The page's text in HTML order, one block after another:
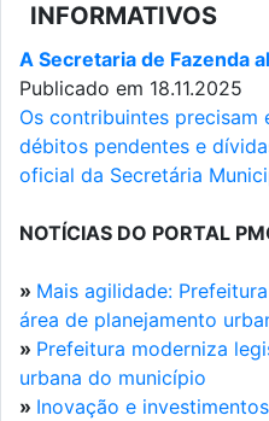
INFORMATIVOS
A Secretaria de Fazenda
Publicado em 18.11.2025
Os contribuintes
débitos pendentes e
oficial da Secretária
NOTÍCIAS DO PORTAL
» Mais agilidade:
área de planejamento
» Prefeitura moderniza
urbana do município
» Inovação e